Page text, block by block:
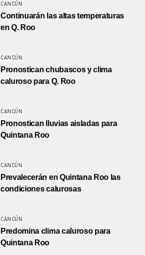
CANCÚN
Continuarán las altas temperaturas
en Q. Roo
CANCÚN
Pronostican chubascos y clima
caluroso para Q. Roo
CANCÚN
Pronostican lluvias aisladas para
Quintana Roo
CANCÚN
Prevalecerán en Quintana Roo las
condiciones calurosas
CANCÚN
Predomina clima caluroso para
Quintana Roo